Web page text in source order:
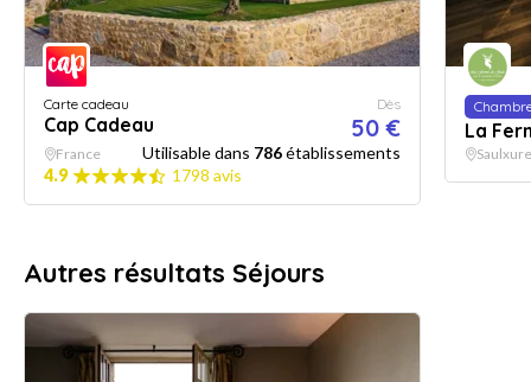
Carte cadeau
Cap Cadeau
Dès
50 €
France Utilisable dans 786établissements
4.9
1798 avis
La
Autres résultats Séjours